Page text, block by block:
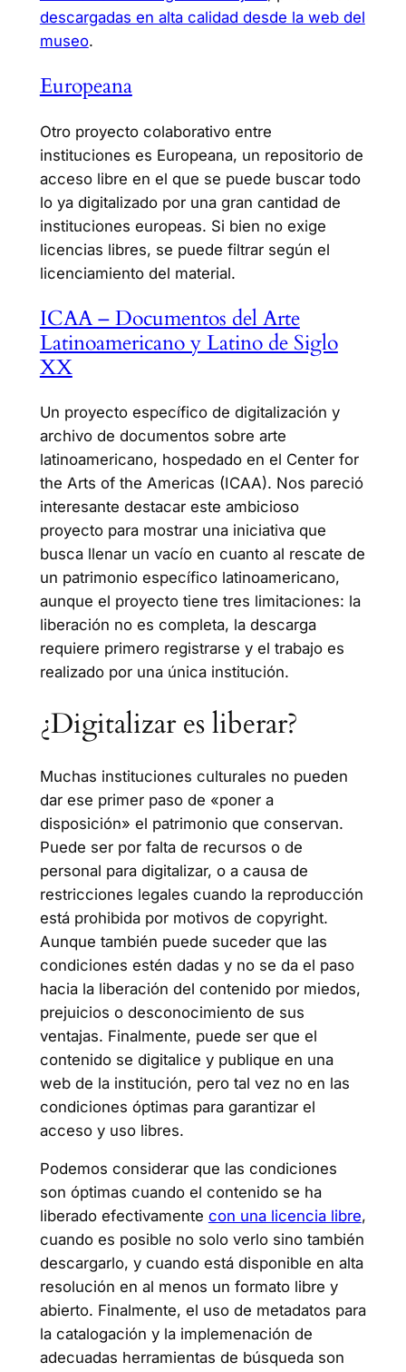
descargadas en alta calidad desde la web del
museo.
Europeana
Otro proyecto colaborativo entre
instituciones es Europeana, un repositorio de
acceso libre en el que se puede buscar todo
lo ya digitalizado por una gran cantidad de
instituciones europeas. Si bien no exige
licencias libres, se puede filtrar según el
licenciamiento del material.
ICAA – Documentos del Arte
Latinoamericano y Latino de Siglo
XX
Un proyecto específico de digitalización y
archivo de documentos sobre arte
latinoamericano, hospedado en el Center for
the Arts of the Americas (ICAA). Nos pareció
interesante destacar este ambicioso
proyecto para mostrar una iniciativa que
busca llenar un vacío en cuanto al rescate de
un patrimonio específico latinoamericano,
aunque el proyecto tiene tres limitaciones: la
liberación no es completa, la descarga
requiere primero registrarse y el trabajo es
realizado por una única institución.
¿Digitalizar es liberar?
Muchas instituciones culturales no pueden
dar ese primer paso de «poner a
disposición» el patrimonio que conservan.
Puede ser por falta de recursos o de
personal para digitalizar, o a causa de
restricciones legales cuando la reproducción
está prohibida por motivos de copyright.
Aunque también puede suceder que las
condiciones estén dadas y no se da el paso
hacia la liberación del contenido por miedos,
prejuicios o desconocimiento de sus
ventajas. Finalmente, puede ser que el
contenido se digitalice y publique en una
web de la institución, pero tal vez no en las
condiciones óptimas para garantizar el
acceso y uso libres.
Podemos considerar que las condiciones
son óptimas cuando el contenido se ha
liberado efectivamente con una licencia libre,
cuando es posible no solo verlo sino también
descargarlo, y cuando está disponible en alta
resolución en al menos un formato libre y
abierto. Finalmente, el uso de metadatos para
la catalogación y la implemenación de
adecuadas herramientas de búsqueda son